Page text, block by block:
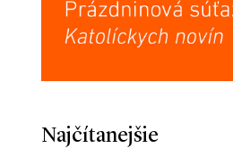
Najčítanejšie